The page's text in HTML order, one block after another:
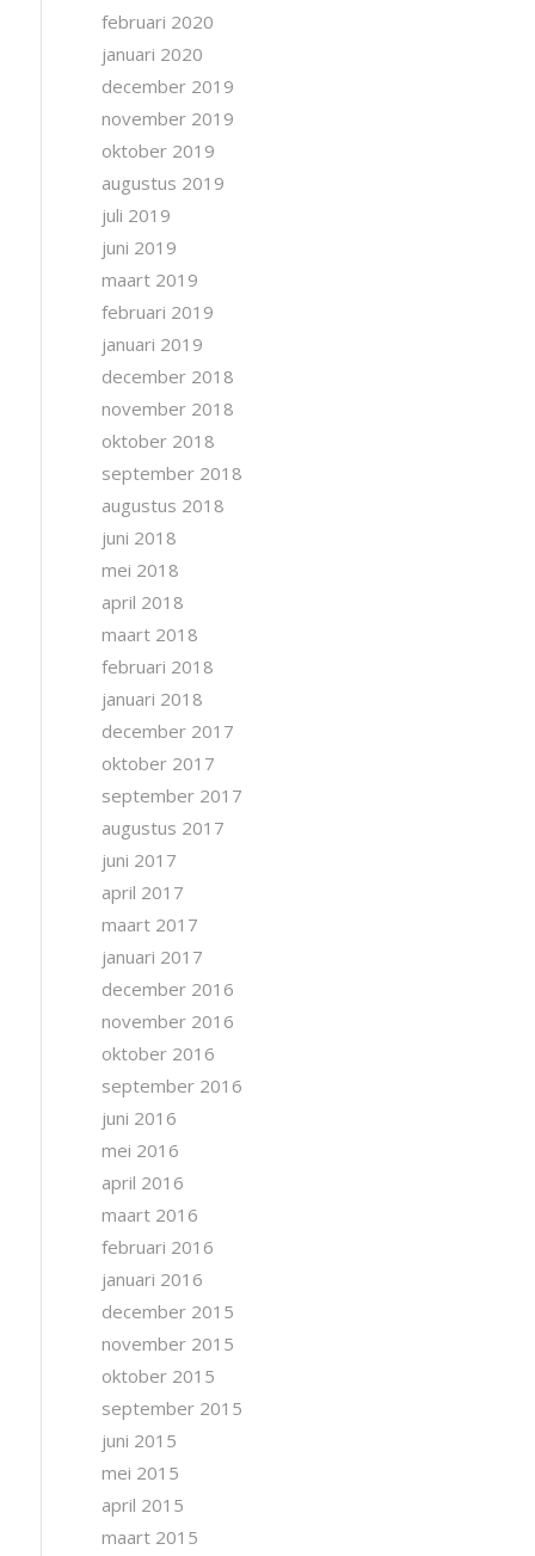
februari 2020
januari 2020
december 2019
november 2019
oktober 2019
augustus 2019
juli 2019
juni 2019
maart 2019
februari 2019
januari 2019
december 2018
november 2018
oktober 2018
september 2018
augustus 2018
juni 2018
mei 2018
april 2018
maart 2018
februari 2018
januari 2018
december 2017
oktober 2017
september 2017
augustus 2017
juni 2017
april 2017
maart 2017
januari 2017
december 2016
november 2016
oktober 2016
september 2016
juni 2016
mei 2016
april 2016
maart 2016
februari 2016
januari 2016
december 2015
november 2015
oktober 2015
september 2015
juni 2015
mei 2015
april 2015
maart 2015